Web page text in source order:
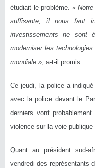
étudiait le problème. «
suffisante, il nous faut
investissements ne sont
moderniser les
mondiale », a-t-il promis.
Ce jeudi, la police a
avec la police devant le
derniers vont
violence sur la voie publique
Quant au président sud-
vendredi des représentants